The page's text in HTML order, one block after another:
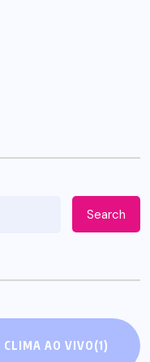
Search
CLIMA AO VIVO(1)